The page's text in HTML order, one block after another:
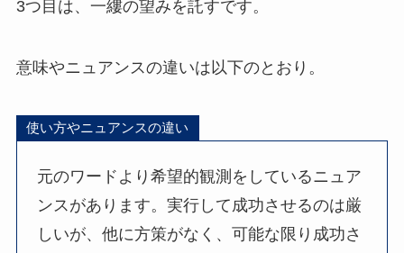
3つ目は、一縷の望みを託すです。
意味やニュアンスの違いは以下のとおり。
使い方やニュアンスの違い
元のワードより希望的観測をしているニュア
ンスがあります。実行して成功させるのは厳
しいが、他に方策がなく、可能な限り成功さ